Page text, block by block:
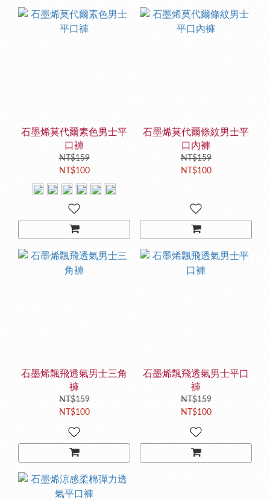
石墨烯莫代爾素色男士平
口褲
NT$159
NT$100
石墨烯莫代爾條紋男士平
口內褲
NT$159
NT$100
石墨烯飄飛透氣男士三角
褲
NT$159
NT$100
石墨烯飄飛透氣男士平口
褲
NT$159
NT$100